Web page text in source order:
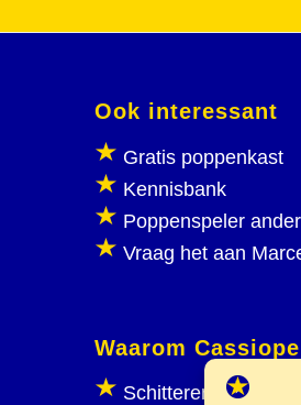
Ook interessant
Gratis poppenkast
Kennisbank
Poppenspeler
Vraag het aan
Waarom
Schitterend